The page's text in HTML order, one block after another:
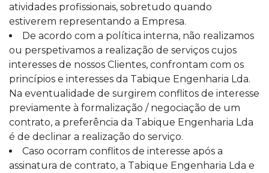
atividades profissionais, sobretudo quando
estiverem representando a Empresa.
De acordo com a política interna, não realizamos
ou perspetivamos a realização de serviços cujos
interesses de nossos Clientes, confrontam com os
princípios e interesses da Tabique Engenharia Lda.
Na eventualidade de surgirem conflitos de interesse
previamente à formalização / negociação de um
contrato, a preferência da Tabique Engenharia Lda
é de declinar a realização do serviço.
Caso ocorram conflitos de interesse após a
assinatura de contrato, a Tabique Engenharia Lda e